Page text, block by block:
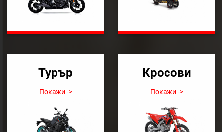
Турър
Покажи ->
Кросови
Покажи ->